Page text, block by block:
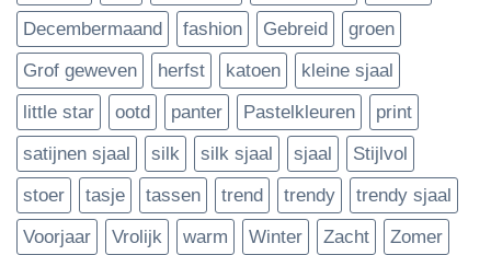
Decembermaand
fashion Gebreid
groen
Grof geweven
herfst katoen
kleine sjaal
little star
ootd panter Pastelkleuren
print
satijnen sjaal
silk silk sjaal sjaal
Stijlvol
stoer
tasje tassen trend trendy
trendy sjaal
Voorjaar
Vrolijk warm Winter Zacht Zomer